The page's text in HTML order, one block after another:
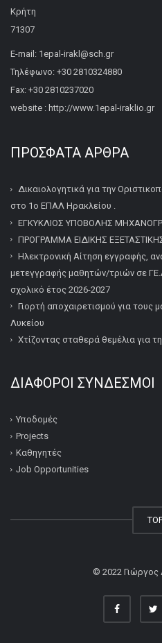
Κρήτη
71307
E-mail: 1epal-irakl@sch.gr
Τηλέφωνο: +30 2810324880
Fax: +30 2810237020
website : http://www.1epal-iraklio.gr
ΠΡΌΣΦΑΤΑ ΆΡΘΡΑ
Δικαιολογητικά για την
στο 1ο ΕΠΑΛ Ηρακλείου .
ΕΓΚΥΚΛΙΟΣ ΥΠΟΒΟΛΗΣ
ΠΡΟΓΡΑΜΜΑ ΕΙΔΙΚΗΣ
Ηλεκτρονική Αίτηση εγγραφής,
μετεγγραφής μαθητών/τριών σε
σχολικό έτος 2026-2027
Γιορτή αποχαιρετισμού για τους
Λυκείου
Χτίζοντας σταθερά θεμέλια για
ΔΙΆΦΟΡΟΙ ΣΎΝΔΕΣΜΟΙ
Υποδομές
Projects
Καθηγητές
Job Opportunities
© 2022 Γιώργος